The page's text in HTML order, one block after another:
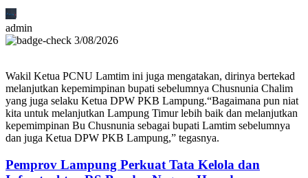
admin
3/08/2026
Wakil Ketua PCNU Lamtim ini juga mengatakan, dirinya bertekad
melanjutkan kepemimpinan bupati sebelumnya Chusnunia Chalim
yang juga selaku Ketua DPW PKB Lampung.“Bagaimana pun niat
kita untuk melanjutkan Lampung Timur lebih baik dan melanjutkan
kepemimpinan Bu Chusnunia sebagai bupati Lamtim sebelumnya
dan juga Ketua DPW PKB Lampung,” tegasnya.
Pemprov Lampung Perkuat Tata Kelola dan